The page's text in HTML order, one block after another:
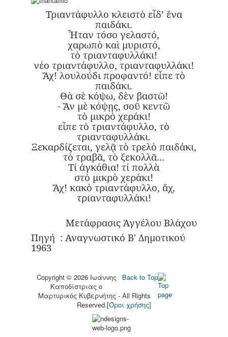
Τριαντάφυλλο κλειστὸ εἶδ’ ἕνα
παιδάκι.
Ἦταν τόσο γελαστό,
χαρωπὸ καὶ μυριστό,
τὸ τριανταφυλλάκι!
νέο τριαντάφυλλο, τριανταφυλλάκι!
Ἄχ! λουλούδι προφαντό! εἶπε τὸ
παιδάκι.
Θὰ σὲ κόψω, δὲν βαστῶ!
- Ἄν μὲ κόψῃς, σοῦ κεντῶ
τὸ μικρὸ χεράκι!
εἶπε τὸ τριαντάφυλλο, τὸ
τριανταφυλλάκι.
Ξεκαρδίζεται, γελᾷ τὸ τρελὸ παιδάκι,
τὸ τραβᾶ, τὸ ξεκολλᾶ...
Τί ἀγκάθια! τί πολλὰ
στὸ μικρὸ χεράκι!
Ἄχ! κακὸ τριαντάφυλλο, ἄχ,
τριανταφυλλάκι!
Μετάφρασις Ἀγγέλου Βλάχου
Πηγή : Αναγνωστικό Β' Δημοτικού
1963
Back to Top
Copyright © 2026 Ιωάννης
Καποδίστριας o
Μαρτυρικός Κυβερνήτης - All Rights
Reserved.[Όροι χρήσης]